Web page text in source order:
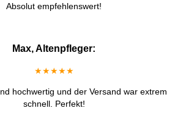
Absolut empfehlenswert!
Max, Altenpfleger:
★★★★★
hochwertig und der Versand war extrem
schnell. Perfekt!